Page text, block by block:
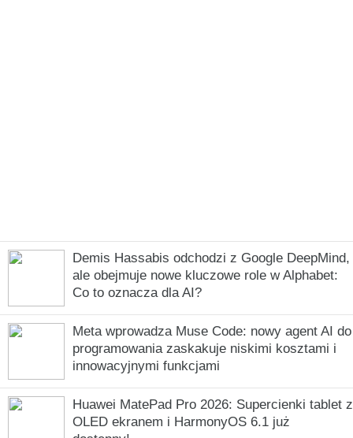
Demis Hassabis odchodzi z Google DeepMind,
ale obejmuje nowe kluczowe role w Alphabet:
Co to oznacza dla AI?
Meta wprowadza Muse Code: nowy agent AI do
programowania zaskakuje niskimi kosztami i
innowacyjnymi funkcjami
Huawei MatePad Pro 2026: Supercienki tablet z
OLED ekranem i HarmonyOS 6.1 już